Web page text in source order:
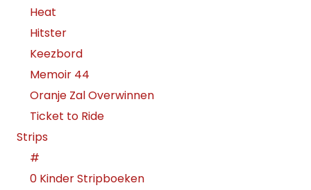
Heat
Hitster
Keezbord
Memoir 44
Oranje Zal Overwinnen
Ticket to Ride
Strips
#
0 Kinder Stripboeken